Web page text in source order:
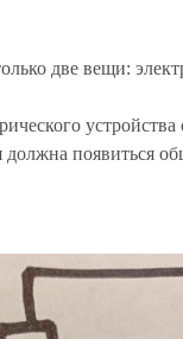
две вещи:
устройства
появиться